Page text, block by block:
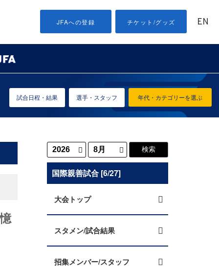
JFAへの登録 チケット/グッズ EN
年代・カテゴリーを選ぶ
試合日程・結果 選手・スタッフ
国際親善試合 [6/27]
大会トップ
スタメン/試合結果
招集メンバー/スタッフ